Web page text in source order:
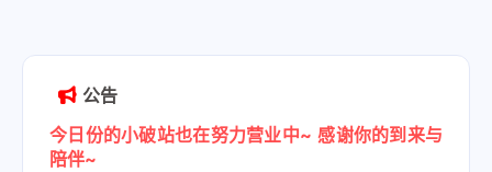
公告
今日份的小破站也在努力营业中~ 感谢你的到来与
陪伴~